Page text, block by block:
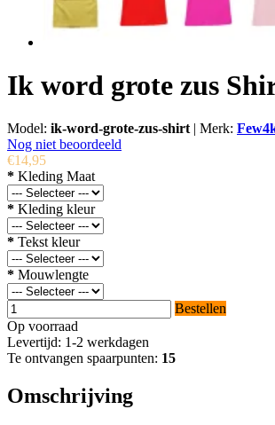
Ik word grote zus
Model: ik-word-grote-zus-shirt | Merk:
Nog niet beoordeeld
€14,95
* Kleding Maat
* Kleding kleur
* Tekst kleur
* Mouwlengte
Bestellen
Op voorraad
Levertijd: 1-2 werkdagen
Te ontvangen spaarpunten: 15
Omschrijving